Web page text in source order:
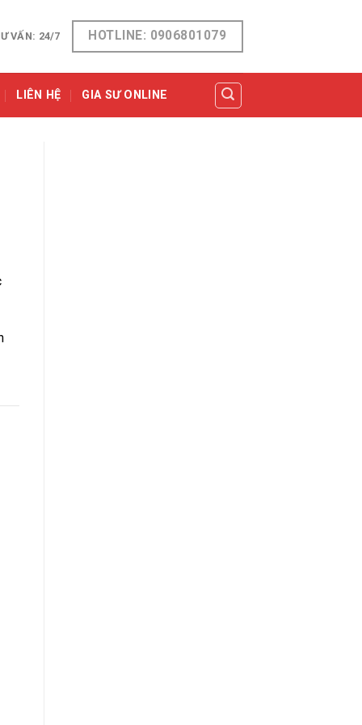
VẤN: 24/7 HOTLINE: 0906801079
LIÊN HỆ GIA SƯ ONLINE